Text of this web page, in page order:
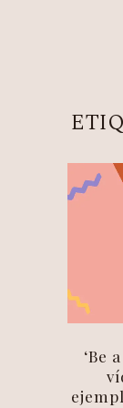
‘Be